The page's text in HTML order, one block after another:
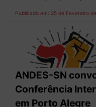
Publicado em: 25 de Fevereiro
ANDES-SN
Conferência
em Porto Alegre